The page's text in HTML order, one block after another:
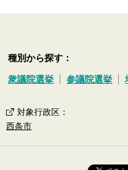
種別から探す：
衆議院選挙 参議院選挙
対象行政区 ：
西条市